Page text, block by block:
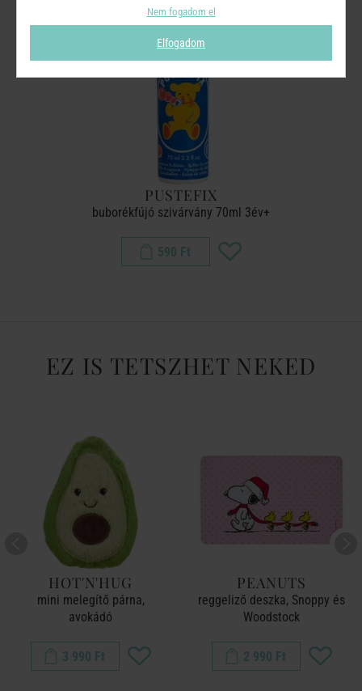
PUSTEFIX
buborékfújó szivárvány 70ml 3év+
590 Ft
EZ IS TETSZHET NEKED
HOT'N'HUG
mini melegítő párna,
avokádó
3 990 Ft
PEANUTS
reggeliző deszka, Snoppy és
Woodstock
2 990 Ft
Nem fogadom el
Elfogadom